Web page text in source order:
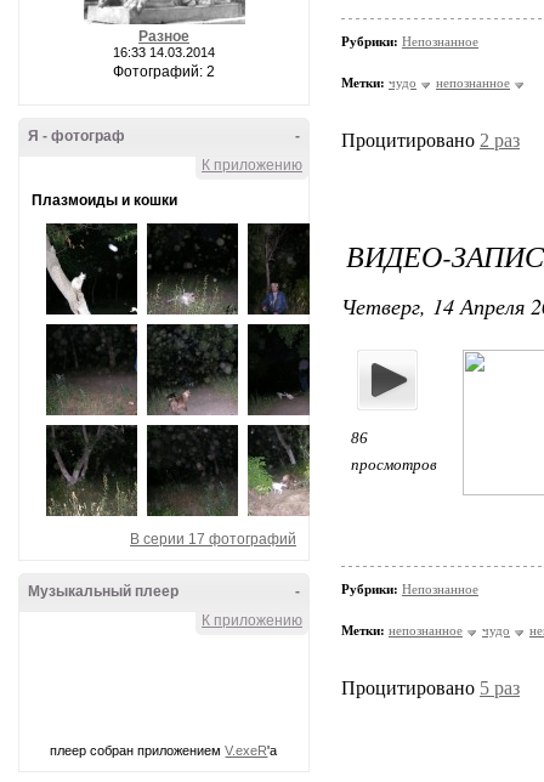
Разное
16:33 14.03.2014
Фотографий: 2
-
Я - фотограф
К приложению
Плазмоиды и кошки
В серии 17 фотографий
-
Музыкальный плеер
К приложению
плеер собран приложениемV.exeR'а
Рубрики: Непознанное
Метки: чудо непознанное
Процитировано 2 раз
ВИДЕО-
Четверг, 14 Апреля
86
просмотров
Рубрики: Непознанное
Метки: непознанное чудо
Процитировано 5 раз